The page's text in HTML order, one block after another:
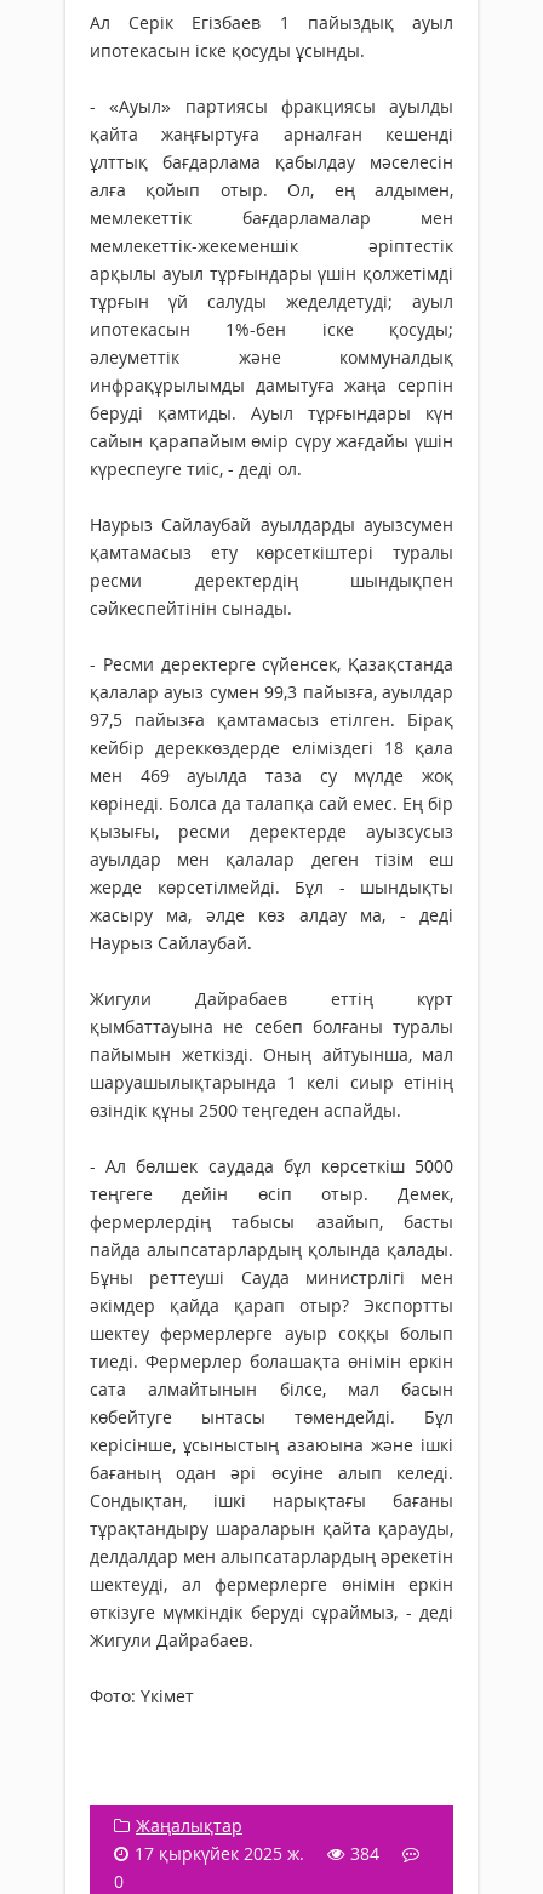
Ал Серік Егізбаев 1 пайыздық ауыл
ипотекасын іске қосуды ұсынды.
- «Ауыл» партиясы фракциясы ауылды
қайта жаңғыртуға арналған кешенді
ұлттық бағдарлама қабылдау мәселесін
алға қойып отыр. Ол, ең алдымен,
мемлекеттік бағдарламалар мен
мемлекеттік-жекеменшік әріптестік
арқылы ауыл тұрғындары үшін қолжетімді
тұрғын үй салуды жеделдетуді; ауыл
ипотекасын 1%-бен іске қосуды;
әлеуметтік және коммуналдық
инфрақұрылымды дамытуға жаңа серпін
беруді қамтиды. Ауыл тұрғындары күн
сайын қарапайым өмір сүру жағдайы үшін
күреспеуге тиіс, - деді ол.
Наурыз Сайлаубай ауылдарды ауызсумен
қамтамасыз ету көрсеткіштері туралы
ресми деректердің шындықпен
сәйкеспейтінін сынады.
- Ресми деректерге сүйенсек, Қазақстанда
қалалар ауыз сумен 99,3 пайызға, ауылдар
97,5 пайызға қамтамасыз етілген. Бірақ
кейбір дереккөздерде еліміздегі 18 қала
мен 469 ауылда таза су мүлде жоқ
көрінеді. Болса да талапқа сай емес. Ең бір
қызығы, ресми деректерде ауызсусыз
ауылдар мен қалалар деген тізім еш
жерде көрсетілмейді. Бұл - шындықты
жасыру ма, әлде көз алдау ма, - деді
Наурыз Сайлаубай.
Жигули Дайрабаев еттің күрт
қымбаттауына не себеп болғаны туралы
пайымын жеткізді. Оның айтуынша, мал
шаруашылықтарында 1 келі сиыр етінің
өзіндік құны 2500 теңгеден аспайды.
- Ал бөлшек саудада бұл көрсеткіш 5000
теңгеге дейін өсіп отыр. Демек,
фермерлердің табысы азайып, басты
пайда алыпсатарлардың қолында қалады.
Бұны реттеуші Сауда министрлігі мен
әкімдер қайда қарап отыр? Экспортты
шектеу фермерлерге ауыр соққы болып
тиеді. Фермерлер болашақта өнімін еркін
сата алмайтынын білсе, мал басын
көбейтуге ынтасы төмендейді. Бұл
керісінше, ұсыныстың азаюына және ішкі
бағаның одан әрі өсуіне алып келеді.
Сондықтан, ішкі нарықтағы бағаны
тұрақтандыру шараларын қайта қарауды,
делдалдар мен алыпсатарлардың әрекетін
шектеуді, ал фермерлерге өнімін еркін
өткізуге мүмкіндік беруді сұраймыз, - деді
Жигули Дайрабаев.
Фото: Үкімет
Жаңалықтар
17 қыркүйек 2025 ж.
384
0